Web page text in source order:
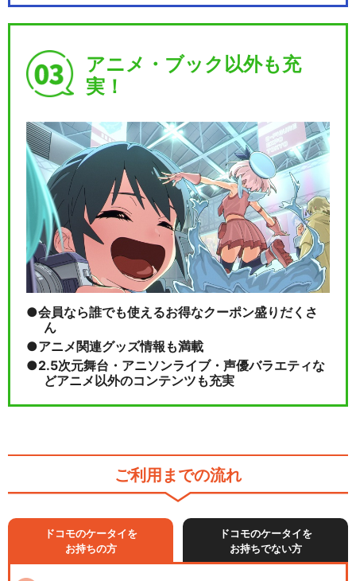
アニメ・ブック以外も充
実！
会員なら誰でも使えるお得なクーポン盛りだくさ
ん
アニメ関連グッズ情報も満載
2.5次元舞台・アニソンライブ・声優バラエティな
どアニメ以外のコンテンツも充実
ご利用までの流れ
ドコモのケータイを
お持ちの方
ドコモのケータイを
お持ちでない方